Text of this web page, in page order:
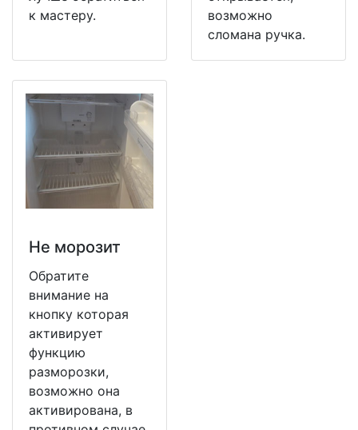
к мастеру.
возможно
сломана ручка.
Не морозит
Обратите
внимание на
кнопку которая
активирует
функцию
разморозки,
возможно она
активирована, в